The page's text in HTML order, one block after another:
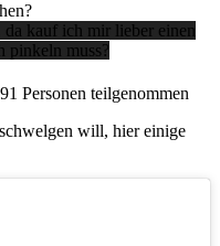
da kauf ich mir lieber einen
pinkeln muss?
Personen teilgenommen
will, hier einige